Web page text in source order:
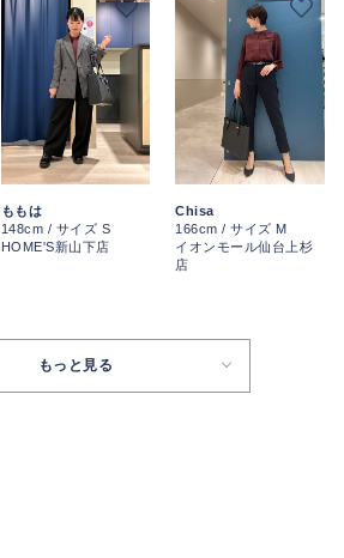
ももは
148cm / サイズ S
HOME'S新山下店
Chisa
166cm / サイズ M
イオンモール仙台上杉
店
もっと見る